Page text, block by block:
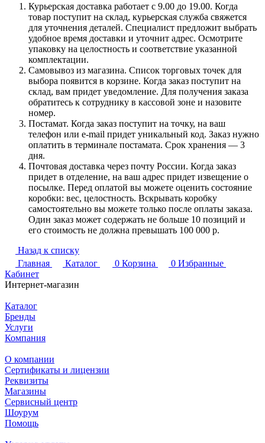
Курьерская доставка работает с 9.00 до 19.00. Когда
товар поступит на склад, курьерская служба свяжется
для уточнения деталей. Специалист предложит выбрать
удобное время доставки и уточнит адрес. Осмотрите
упаковку на целостность и соответствие указанной
комплектации.
Самовывоз из магазина. Список торговых точек для
выбора появится в корзине. Когда заказ поступит на
склад, вам придет уведомление. Для получения заказа
обратитесь к сотруднику в кассовой зоне и назовите
номер.
Постамат. Когда заказ поступит на точку, на ваш
телефон или e-mail придет уникальный код. Заказ нужно
оплатить в терминале постамата. Срок хранения — 3
дня.
Почтовая доставка через почту России. Когда заказ
придет в отделение, на ваш адрес придет извещение о
посылке. Перед оплатой вы можете оценить состояние
коробки: вес, целостность. Вскрывать коробку
самостоятельно вы можете только после оплаты заказа.
Один заказ может содержать не больше 10 позиций и
его стоимость не должна превышать 100 000 р.
Назад к списку
Главная
Каталог 0 Корзина 0 Избранные
Кабинет
Интернет-магазин
Каталог
Бренды
Услуги
Компания
О компании
Сертификаты и лицензии
Реквизиты
Магазины
Сервисный центр
Шоурум
Помощь